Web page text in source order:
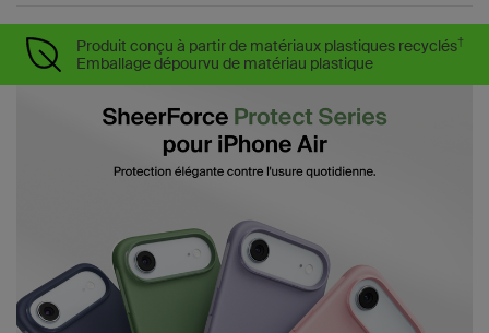
Produit conçu à partir de matériaux plastiques recyclés†
Emballage dépourvu de matériau plastique